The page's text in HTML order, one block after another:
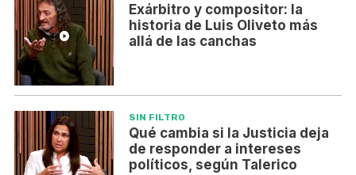
Exárbitro y compositor: la
historia de Luis Oliveto más
allá de las canchas
SIN FILTRO
Qué cambia si la Justicia deja
de responder a intereses
políticos, según Talerico